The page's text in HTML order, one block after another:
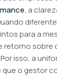
, a
para a
retorno sobre
isso, a
que o gestor